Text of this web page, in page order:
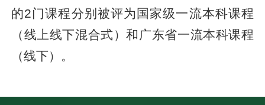
的2门课程分别被评为国家级一流本科课程
（线上线下混合式）和广东省一流本科课程
（线下）。